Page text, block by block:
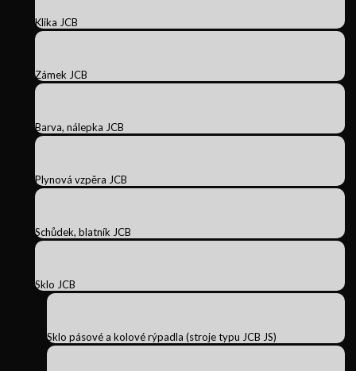
Klika JCB
Zámek JCB
Barva, nálepka JCB
Plynová vzpěra JCB
Schůdek, blatník JCB
Sklo JCB
Sklo pásové a kolové rýpadla (stroje typu JCB JS)